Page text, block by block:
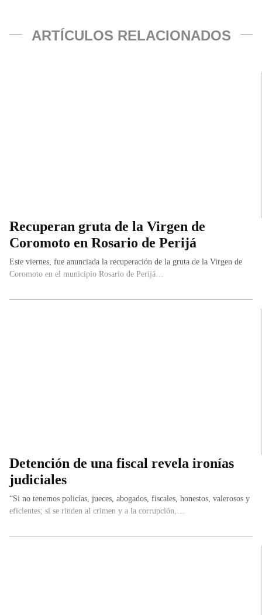
ARTÍCULOS RELACIONADOS
Recuperan gruta de la Virgen de
Coromoto en Rosario de Perijá
Este viernes, fue anunciada la recuperación de la gruta de la Virgen de
Coromoto en el municipio Rosario de Perijá…
Detención de una fiscal revela ironías
judiciales
“Si no tenemos policías, jueces, abogados, fiscales, honestos, valerosos y
eficientes; si se rinden al crimen y a la corrupción,…